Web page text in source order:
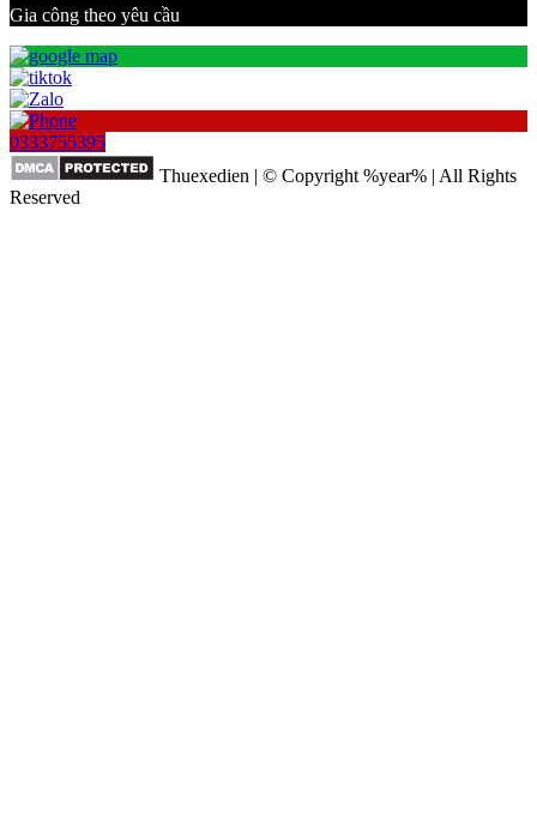
Gia công theo yêu cầu
0333755395
Thuexedien | © Copyright %year% | All Rights
Reserved